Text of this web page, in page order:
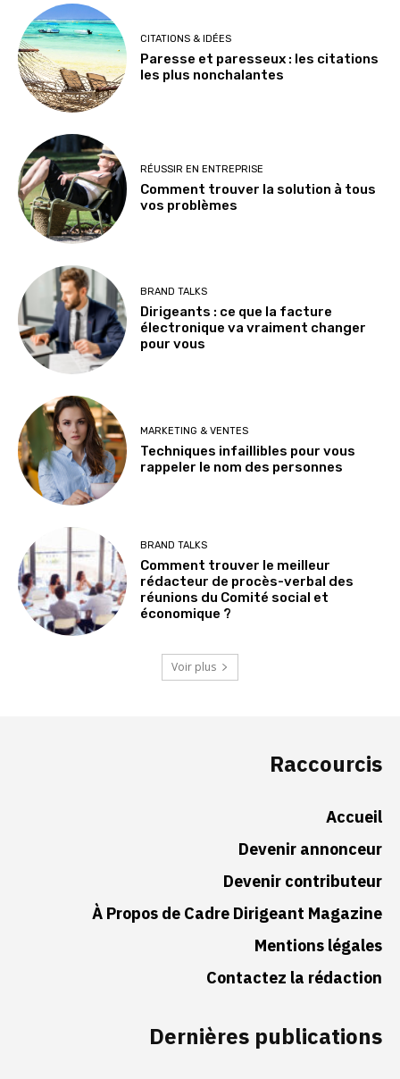
CITATIONS & IDÉES
Paresse et paresseux : les citations
les plus nonchalantes
RÉUSSIR EN ENTREPRISE
Comment trouver la solution à tous
vos problèmes
BRAND TALKS
Dirigeants : ce que la facture
électronique va vraiment changer
pour vous
MARKETING & VENTES
Techniques infaillibles pour vous
rappeler le nom des personnes
BRAND TALKS
Comment trouver le meilleur
rédacteur de procès-verbal des
réunions du Comité social et
économique ?
Voir plus
Raccourcis
Accueil
Devenir annonceur
Devenir contributeur
À Propos de Cadre Dirigeant Magazine
Mentions légales
Contactez la rédaction
Dernières publications